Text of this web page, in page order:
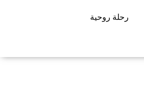
رحلة روحية